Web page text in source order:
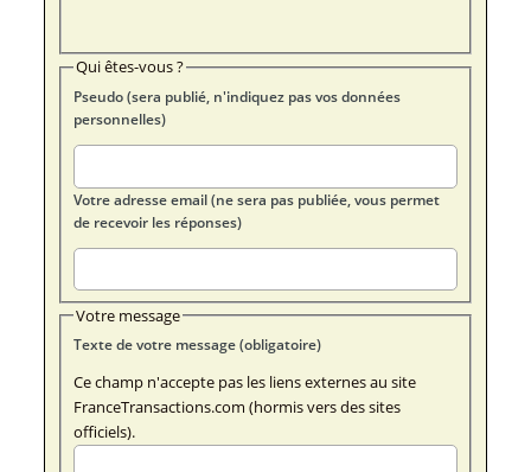
Qui êtes-vous ?
Pseudo (sera publié, n'indiquez pas vos données
personnelles)
Votre adresse email (ne sera pas publiée, vous permet
de recevoir les réponses)
Votre message
Texte de votre message (obligatoire)
Ce champ n'accepte pas les liens externes au site
FranceTransactions.com (hormis vers des sites
officiels).